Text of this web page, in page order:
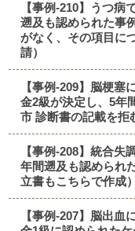
【事例-210】うつ病
遡及も認められた事
がなく、その項目に
請）
【事例-209】脳梗塞
金2級が決定し、5年
市 診断書の記載を拒
【事例-208】統合失
年間遡及も認められ
立書もこちらで作成）
【事例-207】脳出血